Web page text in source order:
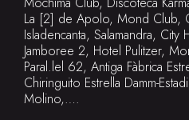
La [2] de Apolo, Mond Club,
Isladencanta, Salamandra, City
Jamboree 2, Hotel Pulitzer,
Paral.lel 62, Antiga Fàbrica
Chiringuito Estrella Damm-
Molino,….